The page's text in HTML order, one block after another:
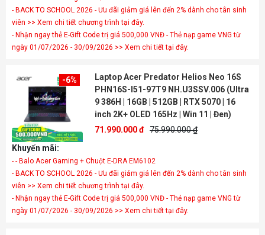
- BACK TO SCHOOL 2026 - Ưu đãi giảm giá lên đến 2% dành cho tân sinh
viên >> Xem chi tiết chương trình tại đây.
- Nhận ngay thẻ E-Gift Code trị giá 500,000 VNĐ - Thẻ nạp game VNG từ
ngày 01/07/2026 - 30/09/2026 >> Xem chi tiết tại đây.
-6%
Laptop Acer Predator Helios Neo 16S
PHN16S-I51-97T9 NH.U3SSV.006 (Ultra
9 386H | 16GB | 512GB | RTX 5070 | 16
inch 2K+ OLED 165Hz | Win 11 | Đen)
71.990.000 đ 75.990.000 ₫
Khuyến mãi:
- - Balo Acer Gaming + Chuột E-DRA EM6102
- BACK TO SCHOOL 2026 - Ưu đãi giảm giá lên đến 2% dành cho tân sinh
viên >> Xem chi tiết chương trình tại đây.
- Nhận ngay thẻ E-Gift Code trị giá 500,000 VNĐ - Thẻ nạp game VNG từ
ngày 01/07/2026 - 30/09/2026 >> Xem chi tiết tại đây.